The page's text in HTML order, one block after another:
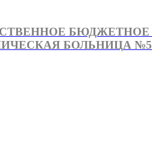
БОЛЬНИЦА №5